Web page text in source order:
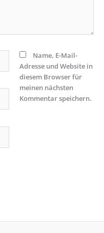
Name, E-Mail-
Adresse und Website in
diesem Browser für
meinen nächsten
Kommentar speichern.